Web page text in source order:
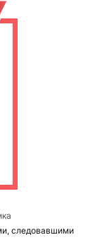
следовавшими